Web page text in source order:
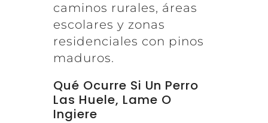
caminos rurales, áreas
escolares y zonas
residenciales con pinos
maduros.
Qué Ocurre Si Un Perro
Las Huele, Lame O
Ingiere